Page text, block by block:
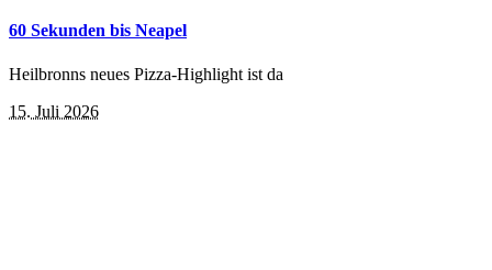
60 Sekunden bis Neapel
Heilbronns neues Pizza-Highlight ist da
15. Juli 2026